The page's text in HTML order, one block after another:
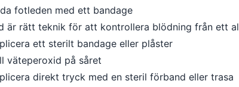
fotleden med ett bandage
är rätt teknik för att kontrollera blödning från ett
ett sterilt bandage eller plåster
väteperoxid på såret
direkt tryck med en steril förband eller trasa